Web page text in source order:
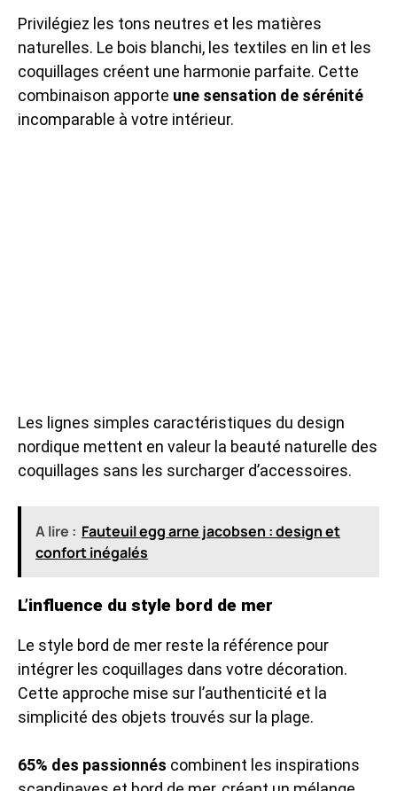
Privilégiez les tons neutres et les matières
naturelles. Le bois blanchi, les textiles en lin et les
coquillages créent une harmonie parfaite. Cette
combinaison apporte une sensation de sérénité
incomparable à votre intérieur.
Les lignes simples caractéristiques du design
nordique mettent en valeur la beauté naturelle des
coquillages sans les surcharger d’accessoires.
A lire : Fauteuil egg arne jacobsen : design et
confort inégalés
L’influence du style bord de mer
Le style bord de mer reste la référence pour
intégrer les coquillages dans votre décoration.
Cette approche mise sur l’authenticité et la
simplicité des objets trouvés sur la plage.
65% des passionnés combinent les inspirations